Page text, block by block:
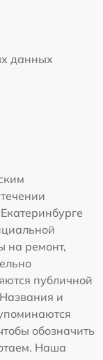
данных
на ремонт,
публичной
и
обозначить
Наша